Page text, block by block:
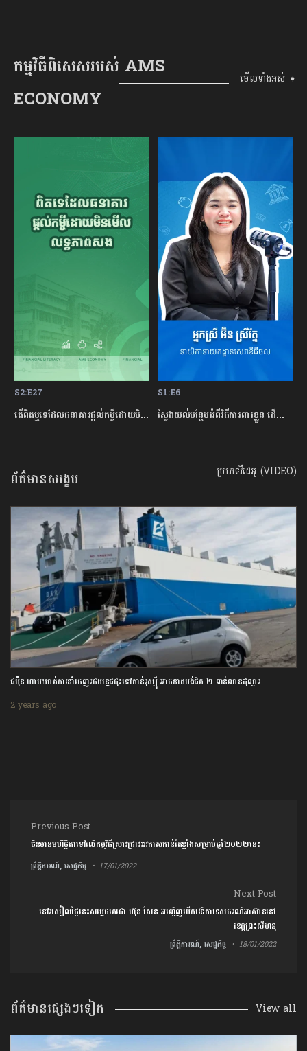
កម្មវិធីពិសេសរបស់ AMS
ECONOMY
មើលទាំងអស់ ➧
S2:E27
តើពិតឬទេដែលធនាគារផ្ដល់កម្ចីដោយមិនសិក្សាលើលទ្ធភាពសងត្រឡប់?
S1:E6
ស្វែងយល់បន្ថែមអំពីវិធីការពារខ្លួន ដើម្បីជៀសវាងពីការឆបោកតាមបច្ចេកវិទ្យាហិរញ្ញវត្ថុ!
ព័ត៌មានសង្ខេប ប្រភេទវីដេអូ (VIDEO)
ជប៉ុន ហាមឃាត់ការនាំចេញរថយន្តជជុះទៅកាន់រុស្ស៊ី អាចខាតបង់ជិត ២ ពាន់លានដុល្លារ
2 years ago
Post navigation
Previous Post
ចិនមានមហិច្ឆិតាទៅលើកម្មវិធីស្រាវជ្រាវអវកាសកាន់តែខ្លាំងសម្រាប់ឆ្នាំ២០២២នេះ
ព្រឹត្តិការណ៍, សេដ្ឋកិច្ច 17/01/2022
Next Post
នៅរសៀលថ្ងៃនេះសម្តេចតេជោ ហ៊ុន សែន អញ្ជើញបើកវេទិកាទេសចរណ៍អាស៊ាននៅ
ខេត្តព្រះសីហនុ
ព្រឹត្តិការណ៍, សេដ្ឋកិច្ច 18/01/2022
ព័ត៌មានផ្សេងៗទៀត View all